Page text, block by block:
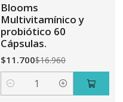
Blooms
Multivitamínico y
probiótico 60
Cápsulas.
$11.700$16.960
Cantidad